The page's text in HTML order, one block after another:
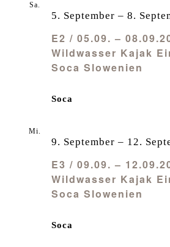
Sa.
E2 / 05.09. –
Wildwasser Kajak
Soca Slowenien
5. September – 8.
Soca
Mi.
E3 / 09.09. –
Wildwasser Kajak
Soca Slowenien
9. September – 12.
Soca